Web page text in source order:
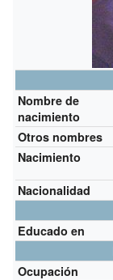
Nombre de
nacimiento
Otros nombres
Nacimiento
Nacionalidad
Educado en
Ocupación